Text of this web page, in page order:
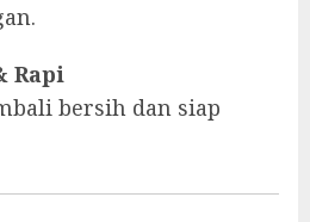
Rapi
bersih dan siap